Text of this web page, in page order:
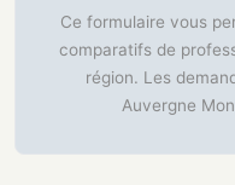
Ce formulaire vous
comparatifs de
région. Les
Auvergne